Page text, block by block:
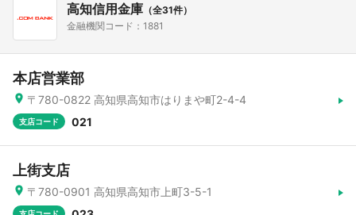
高知信用金庫 （全31件）
金融機関コード：1881
本店営業部
〒780-0822 高知県高知市はりまや町2-4-4
支店コード 021
上街支店
〒780-0901 高知県高知市上町3-5-1